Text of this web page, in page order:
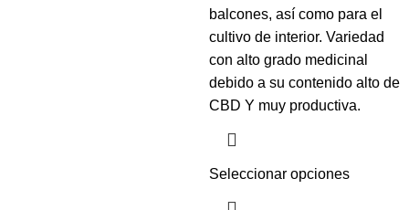
balcones, así como para el
cultivo de interior. Variedad
con alto grado medicinal
debido a su contenido alto de
CBD Y muy productiva.
Seleccionar opciones